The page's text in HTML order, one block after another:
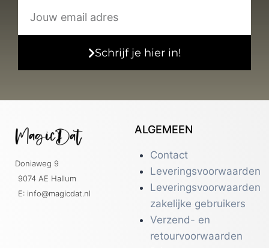
Schrijf je hier in!
Doniaweg 9
9074 AE Hallum
E: info@magicdat.nl
ALGEMEEN
Contact
Leveringsvoorwaarden
Leveringsvoorwaarden
zakelijke gebruikers
Verzend- en
retourvoorwaarden